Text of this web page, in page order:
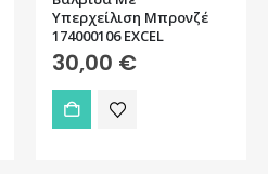
Υπερχείλιση Μπρονζέ
174000106 EXCEL
30,00 €